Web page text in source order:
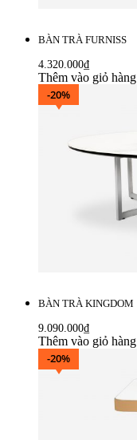
BÀN TRÀ FURNISS
4.320.000₫
Thêm vào giỏ hàng
-20%
BÀN TRÀ KINGDOM
9.090.000₫
Thêm vào giỏ hàng
-20%